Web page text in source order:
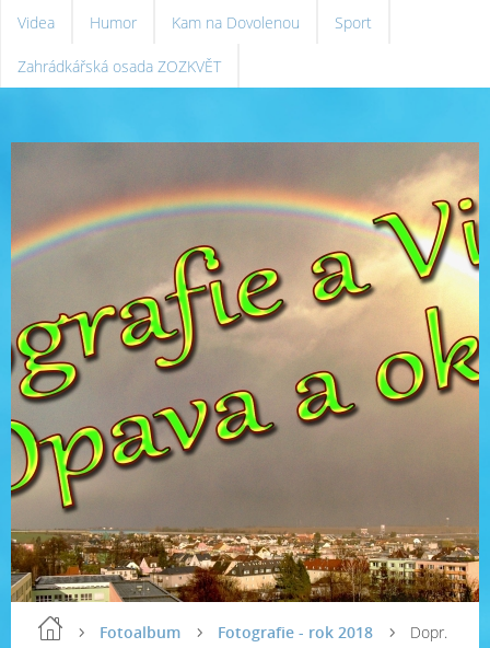
Videa Humor Kam na Dovolenou Sport
Zahrádkářská osada ZOZKVĚT
Fotoalbum
Fotografie - rok 2018
Dopr.